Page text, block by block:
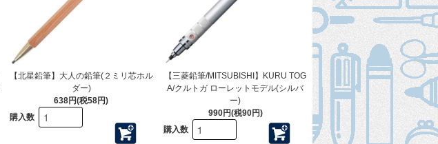
【北星鉛筆】大人の鉛筆(２ミリ芯ホル
ダー)
638円(税58円)
購入数
【三菱鉛筆/MITSUBISHI】KURU TOG
A/クルトガ ローレットモデル(シルバ
ー)
990円(税90円)
購入数